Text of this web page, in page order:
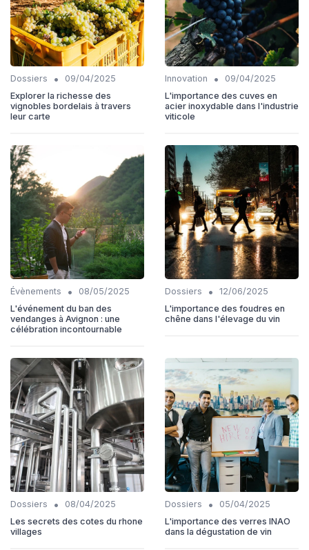
Dossiers •
09/04/2025
Explorer la richesse des
vignobles bordelais à travers
leur carte
Innovation •
09/04/2025
L'importance des cuves en
acier inoxydable dans l'industrie
viticole
Évènements •
08/05/2025
L'événement du ban des
vendanges à Avignon : une
célébration incontournable
Dossiers •
12/06/2025
L'importance des foudres en
chêne dans l'élevage du vin
Dossiers •
08/04/2025
Les secrets des cotes du rhone
villages
Dossiers •
05/04/2025
L'importance des verres INAO
dans la dégustation de vin